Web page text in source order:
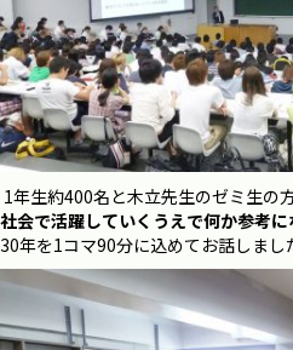
1年生約400名と木立先生のゼミ生の
社会で活躍していくうえで何か参考
30年を1コマ90分に込めてお話しまし